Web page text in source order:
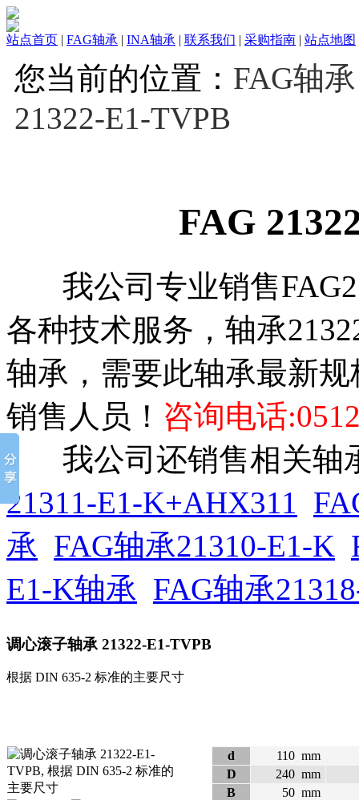
站点首页 | FAG轴承 | INA轴承 | 联系我们 | 采购指南 | 站点地图
您当前的位置： FAG轴承
21322-E1-TVPB
FAG
我公司专业销售
各种技术服务，轴承
轴承，需要此轴承最新
销售人员！ 咨询电话
我公司还销售相关轴
21311-E1-K+AHX311
承 FAG轴承21310-E1-K
E1-K轴承 FAG轴承
调心滚子轴承 21322-E1-TVPB
根据 DIN 635-2 标准的主要尺寸
d 110 mm
D
240 mm
B
50 mm